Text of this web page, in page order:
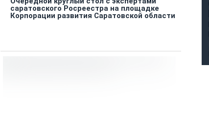
саратовского Росреестра на площадке
Корпорации развития Саратовской области